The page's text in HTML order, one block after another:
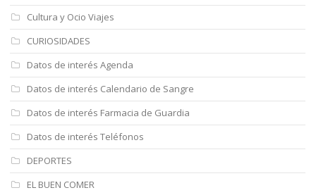
Cultura y Ocio Viajes
CURIOSIDADES
Datos de interés Agenda
Datos de interés Calendario de Sangre
Datos de interés Farmacia de Guardia
Datos de interés Teléfonos
DEPORTES
EL BUEN COMER